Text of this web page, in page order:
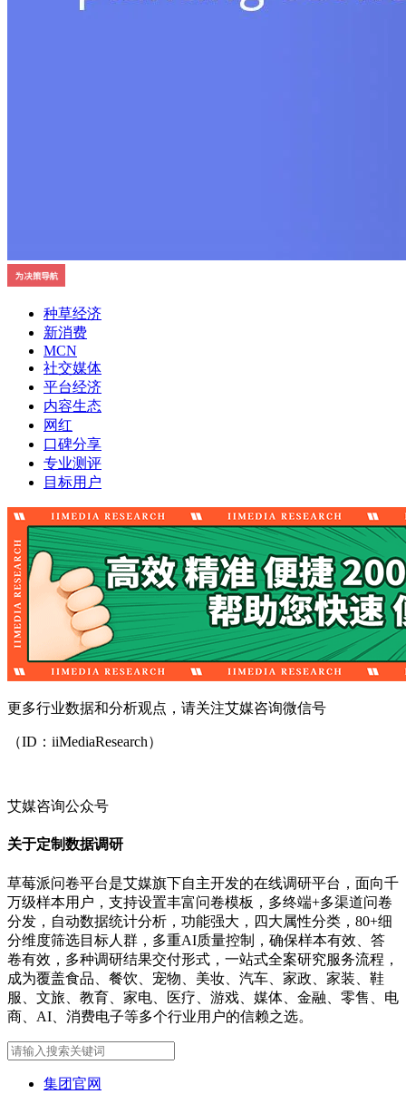
种草经济
新消费
MCN
社交媒体
平台经济
内容生态
网红
口碑分享
专业测评
目标用户
更多行业数据和分析观点，请关注艾媒咨询微信号
（ID：iiMediaResearch）
艾媒咨询公众号
关于定制数据调研
草莓派问卷平台是艾媒旗下自主开发的在线调研平台，面向千
万级样本用户，支持设置丰富问卷模板，多终端+多渠道问卷
分发，自动数据统计分析，功能强大，四大属性分类，80+细
分维度筛选目标人群，多重AI质量控制，确保样本有效、答
卷有效，多种调研结果交付形式，一站式全案研究服务流程，
成为覆盖食品、餐饮、宠物、美妆、汽车、家政、家装、鞋
服、文旅、教育、家电、医疗、游戏、媒体、金融、零售、电
商、AI、消费电子等多个行业用户的信赖之选。
集团官网